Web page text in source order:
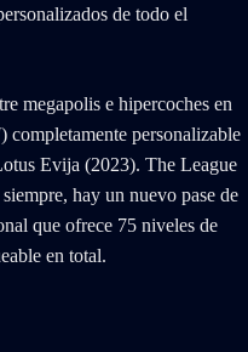
de todo el
megapolis e hipercoches en
completamente personalizable
Evija (2023). The League
hay un nuevo pase de
que ofrece 75 niveles de
en total.